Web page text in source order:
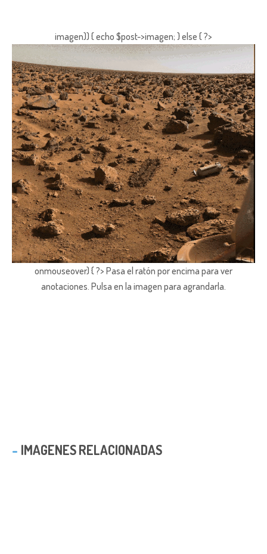
imagen)) { echo $post->imagen; } else { ?>
onmouseover) { ?> Pasa el ratón por encima para ver
anotaciones. Pulsa en la imagen para agrandarla.
IMAGENES RELACIONADAS